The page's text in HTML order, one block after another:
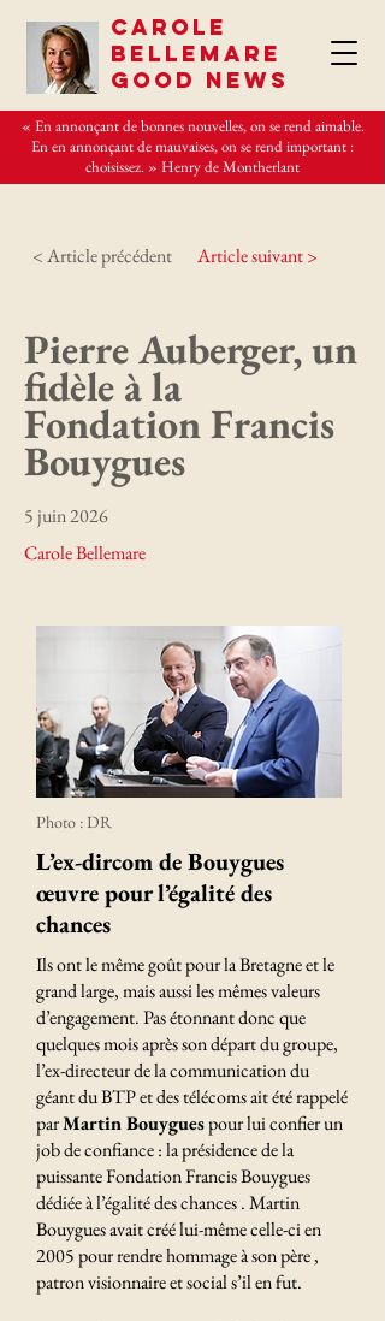
CAROLE
BELLEMARE
GOOD NEWS
« En annonçant de bonnes nouvelles, on se rend aimable.
En en annonçant de mauvaises, on se rend important :
choisissez. » Henry de Montherlant
Article suivant >
< Article précédent
Pierre Auberger, un
fidèle à la
Fondation Francis
Bouygues
5 juin 2026
Carole Bellemare
Photo : DR
L’ex-dircom de Bouygues
œuvre pour l’égalité des
chances
Ils ont le même goût pour la Bretagne et le
grand large, mais aussi les mêmes valeurs
d’engagement. Pas étonnant donc que
quelques mois après son départ du groupe,
l’ex-directeur de la communication du
géant du BTP et des télécoms ait été rappelé
parMartin Bouyguespour lui confier un
job de confiance : la présidence de la
puissante Fondation Francis Bouygues
dédiée à l’égalité des chances . Martin
Bouygues avait créé lui-même celle-ci en
2005 pour rendre hommage à son père ,
patron visionnaire et social s’il en fut.